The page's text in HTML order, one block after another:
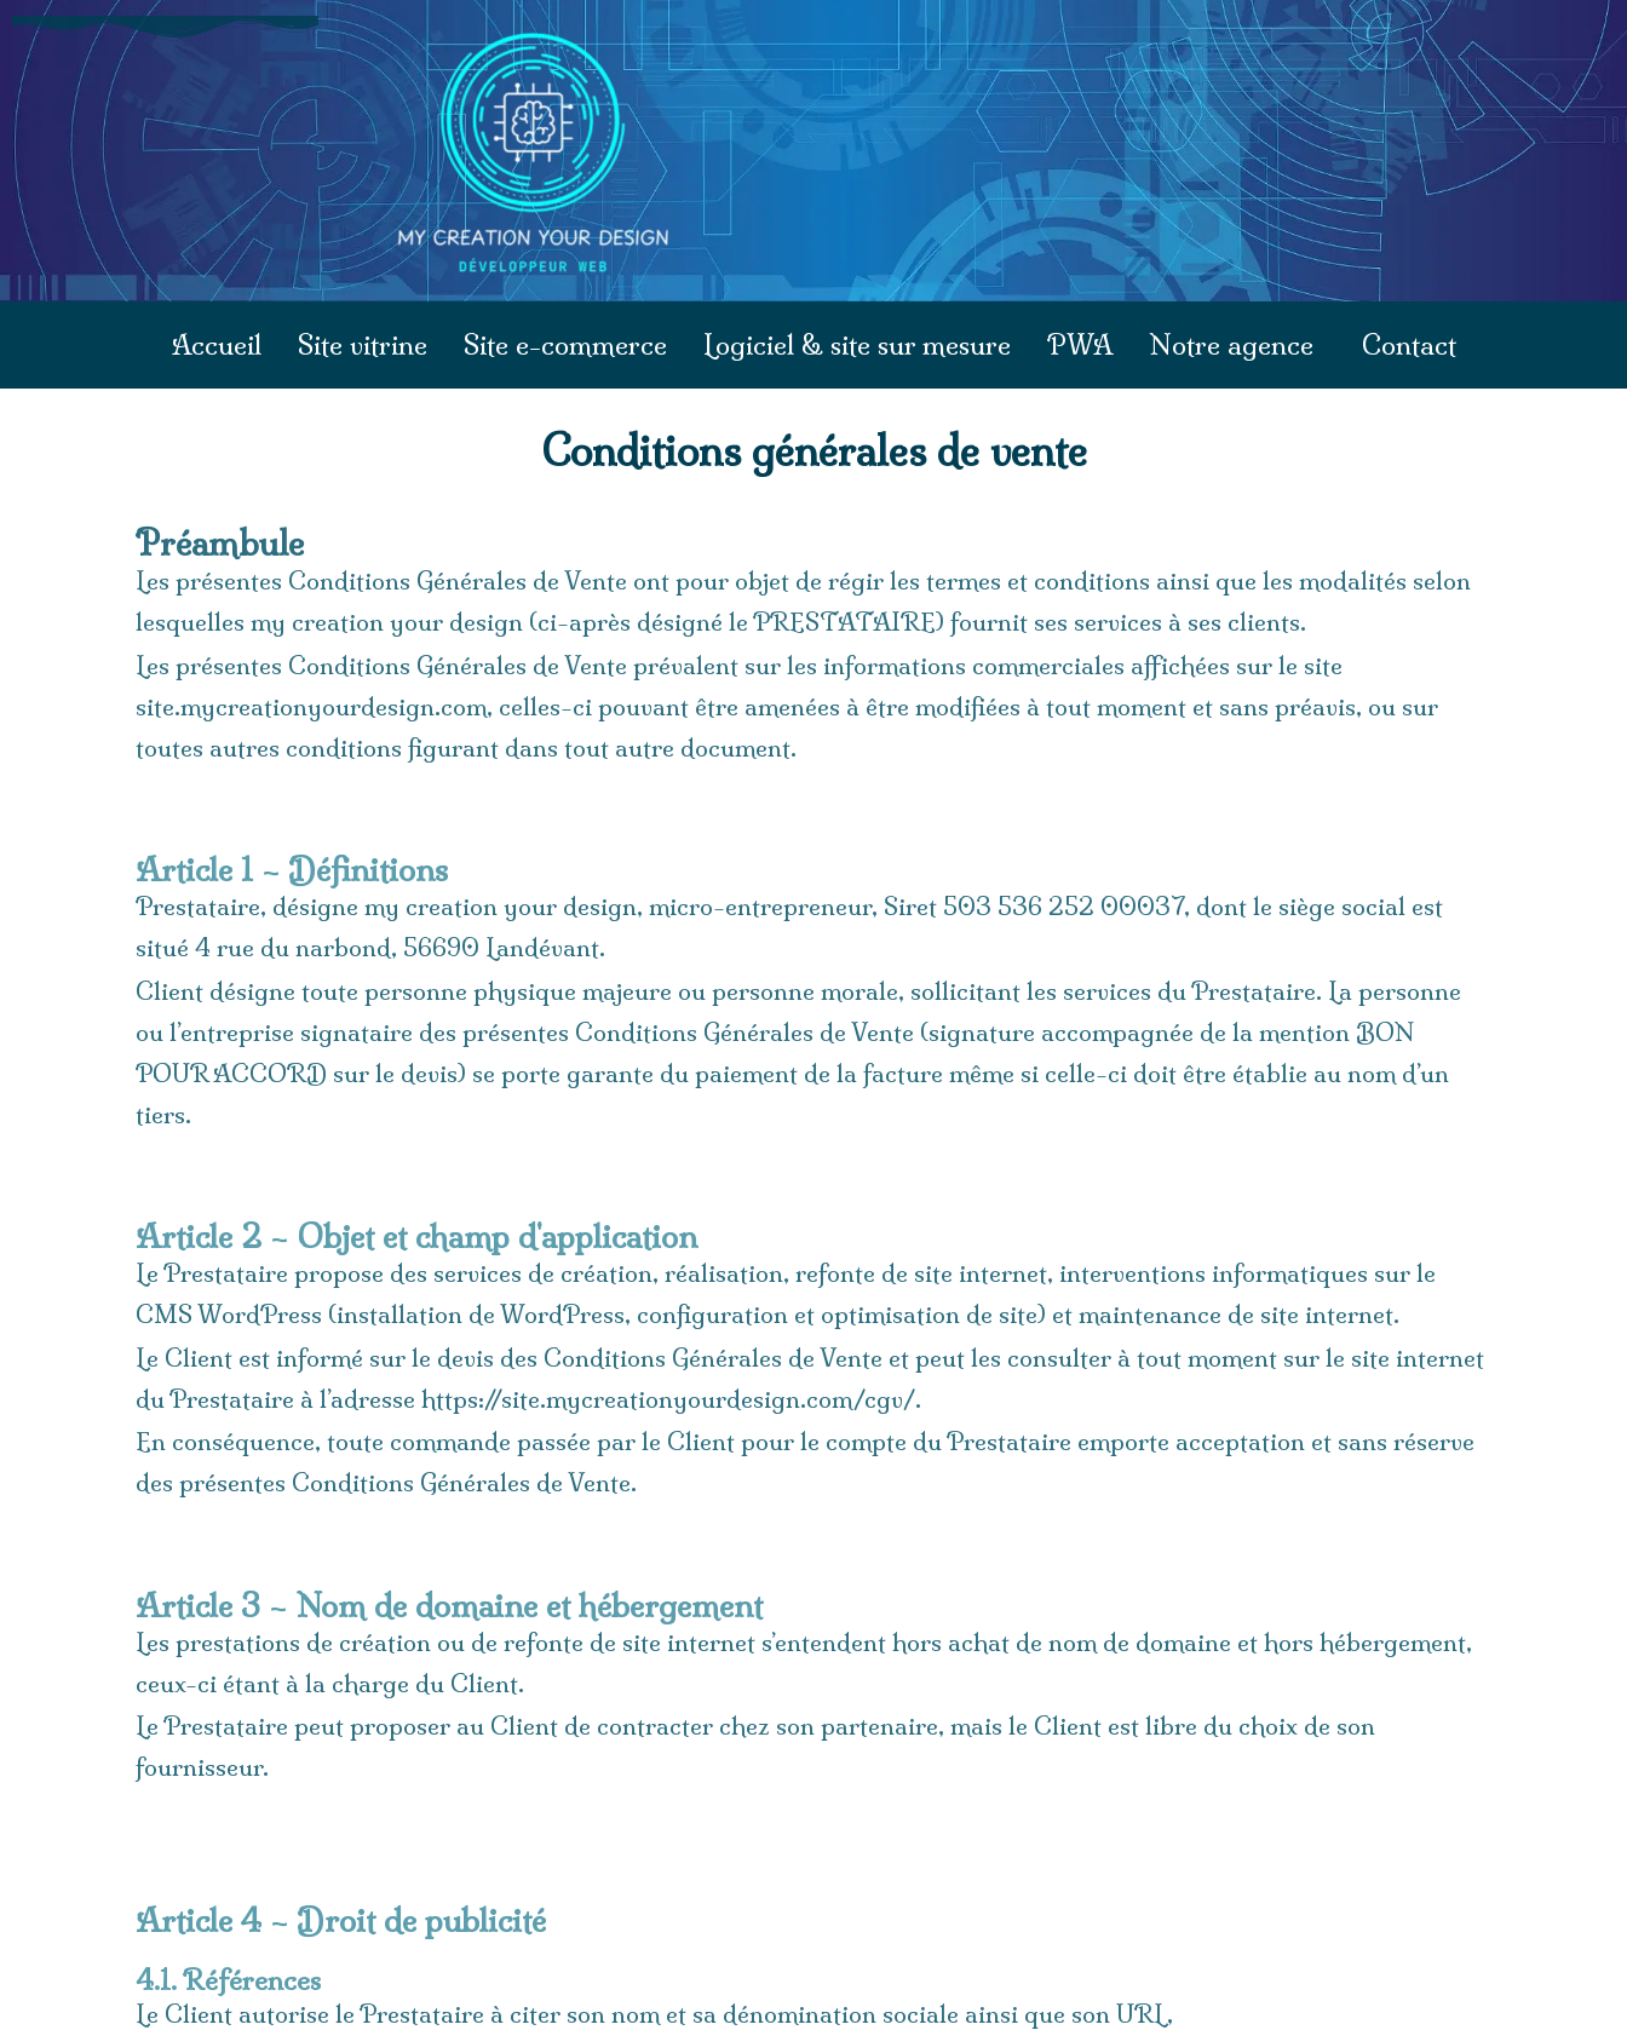
Accueil Site vitrine Site e-commerce Logiciel & site sur mesure PWA Notre agence Contact
Conditions générales de vente
Préambule
Les présentes Conditions Générales de Vente ont pour objet de régir les termes et conditions ainsi que les modalités selon
lesquelles my creation your design (ci-après désigné le PRESTATAIRE) fournit ses services à ses clients.
Les présentes Conditions Générales de Vente prévalent sur les informations commerciales affichées sur le site
site.mycreationyourdesign.com, celles-ci pouvant être amenées à être modifiées à tout moment et sans préavis, ou sur
toutes autres conditions figurant dans tout autre document.
Article 1 – Définitions
Prestataire, désigne my creation your design, micro-entrepreneur, Siret 503 536 252 00037, dont le siège social est
situé 4 rue du narbond, 56690 Landévant.
Client désigne toute personne physique majeure ou personne morale, sollicitant les services du Prestataire. La personne
ou l’entreprise signataire des présentes Conditions Générales de Vente (signature accompagnée de la mention BON
POUR ACCORD sur le devis) se porte garante du paiement de la facture même si celle-ci doit être établie au nom d’un
tiers.
Article 2 – Objet et champ d'application
Le Prestataire propose des services de création, réalisation, refonte de site internet, interventions informatiques sur le
CMS WordPress (installation de WordPress, configuration et optimisation de site) et maintenance de site internet.
Le Client est informé sur le devis des Conditions Générales de Vente et peut les consulter à tout moment sur le site internet
du Prestataire à l’adresse https://site.mycreationyourdesign.com/cgv/.
En conséquence, toute commande passée par le Client pour le compte du Prestataire emporte acceptation et sans réserve
des présentes Conditions Générales de Vente.
Article 3 – Nom de domaine et hébergement
Les prestations de création ou de refonte de site internet s’entendent hors achat de nom de domaine et hors hébergement,
ceux-ci étant à la charge du Client.
Le Prestataire peut proposer au Client de contracter chez son partenaire, mais le Client est libre du choix de son
fournisseur.
Article 4 – Droit de publicité
4.1. Références
Le Client autorise le Prestataire à citer son nom et sa dénomination sociale ainsi que son URL,